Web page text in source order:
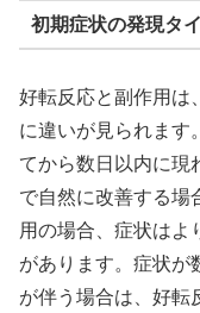
初期症状の発現タ
好転反応と副作用は
に違いが見られます
てから数日以内に現
で自然に改善する場
用の場合、症状はよ
があります。症状が
が伴う場合は、好転